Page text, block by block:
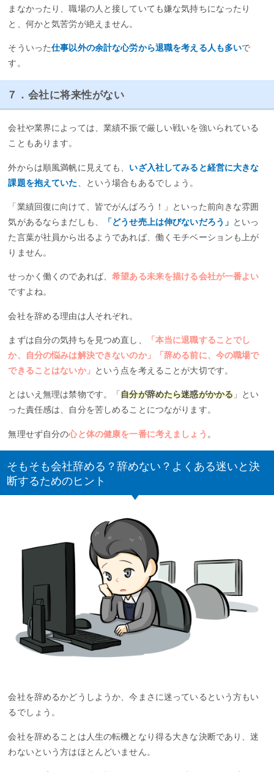
まなかったり、職場の人と接していても嫌な気持ちになったり
と、何かと気苦労が絶えません。
そういった仕事以外の余計な心労から退職を考える人も多いで
す。
７．会社に将来性がない
会社や業界によっては、業績不振で厳しい戦いを強いられている
こともあります。
外からは順風満帆に見えても、 いざ入社してみると経営に大きな
課題を抱えていた 、という場合もあるでしょう。
「業績回復に向けて、皆でがんばろう！」といった前向きな雰囲
気があるならまだしも、
「どうせ売上は伸びないだろう」 といっ
た言葉が社員から出るようであれば、働くモチベーションも上が
りません。
せっかく働くのであれば、希望ある未来を描ける会社が一番よい
ですよね。
会社を辞める理由は人それぞれ。
まずは自分の気持ちを見つめ直し、
「本当に退職することでし
か、自分の悩みは解決できないのか」「辞める前に、今の職場で
できることはないか」 という点を考えることが大切です。
とはいえ無理は禁物です。「自分が辞めたら迷惑がかかる 」とい
った責任感は、自分を苦しめることにつながります。
無理せず自分の心と体の健康を一番に考えましょう 。
そもそも会社辞める？辞めない？よくある迷いと決
断するためのヒント
会社を辞めるかどうしようか、今まさに迷っているという方もい
るでしょう。
会社を辞めることは人生の転機となり得る大きな決断であり、迷
わないという方はほとんどいません。